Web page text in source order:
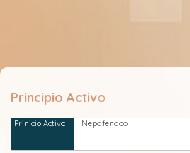
Principio Activo
Nepafenaco